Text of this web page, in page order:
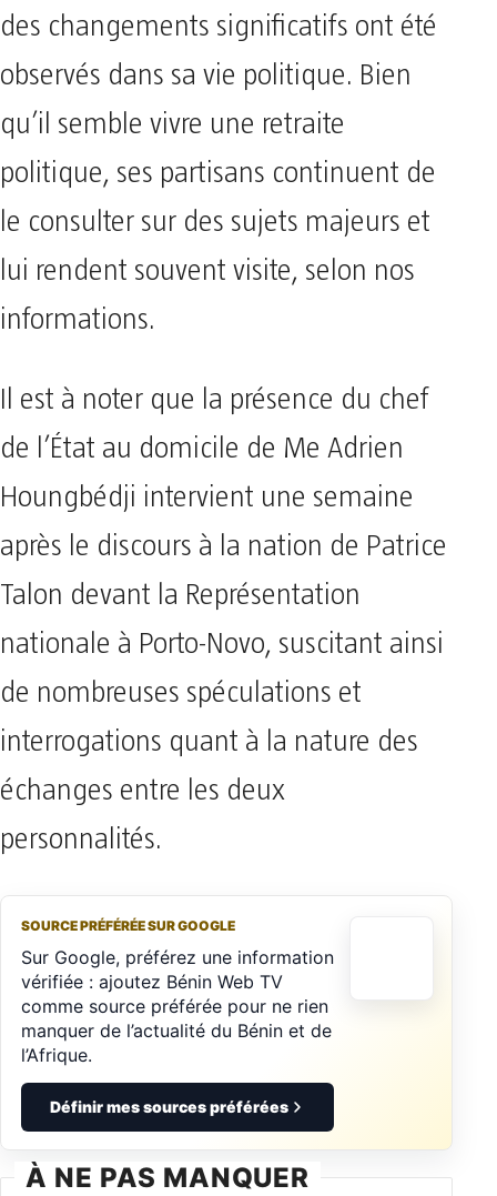
des changements significatifs ont été
observés dans sa vie politique. Bien
qu’il semble vivre une retraite
politique, ses partisans continuent de
le consulter sur des sujets majeurs et
lui rendent souvent visite, selon nos
informations.
Il est à noter que la présence du chef
de l’État au domicile de Me Adrien
Houngbédji intervient une semaine
après le discours à la nation de Patrice
Talon devant la Représentation
nationale à Porto-Novo, suscitant ainsi
de nombreuses spéculations et
interrogations quant à la nature des
échanges entre les deux
personnalités.
SOURCE PRÉFÉRÉE SUR GOOGLE
Sur Google, préférez une information
vérifiée : ajoutez Bénin Web TV
comme source préférée pour ne rien
manquer de l’actualité du Bénin et de
l’Afrique.
Définir mes sources préférées
À NE PAS MANQUER